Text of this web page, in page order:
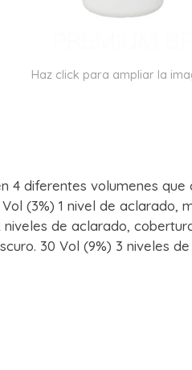
Haz click para ampliar la
4 diferentes volumenes
(3%) 1 nivel de aclarado,
niveles de aclarado,
30 Vol (9%) 3 niveles